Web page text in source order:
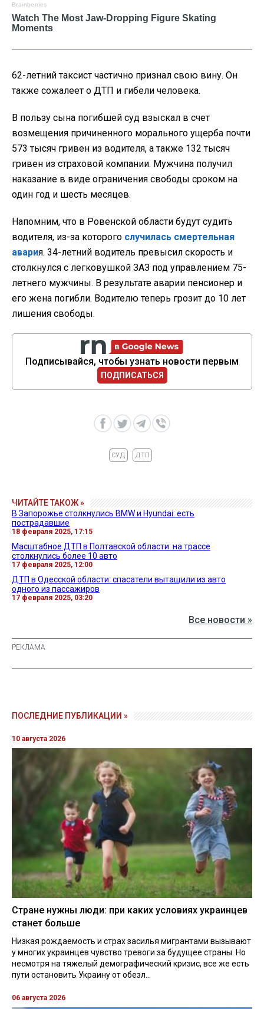
62-летний таксист частично признал свою вину. Он
также сожалеет о ДТП и гибели человека.
В пользу сына погибшей суд взыскал в счет
возмещения причиненного морального ущерба почти
573 тысяч гривен из водителя, а также 132 тысяч
гривен из страховой компании. Мужчина получил
наказание в виде ограничения свободы сроком на
один год и шесть месяцев.
Напомним, что в Ровенской области будут судить
водителя, из-за которого случилась смертельная
авария. 34-летний водитель превысил скорость и
столкнулся с легковушкой ЗАЗ под управлением 75-
летнего мужчины. В результате аварии пенсионер и
его жена погибли. Водителю теперь грозит до 10 лет
лишения свободы.
Подписывайся, чтобы узнать новости первым
ПОДПИСАТЬСЯ
СУД ДТП
ЧИТАЙТЕ ТАКОЖ »
В Запорожье столкнулись BMW и Hyundai: есть
пострадавшие
18 февраля 2025, 17:15
Масштабное ДТП в Полтавской области: на трассе
столкнулись более 10 авто
17 февраля 2025, 12:00
ДТП в Одесской области: спасатели вытащили из авто
одного из пассажиров
17 февраля 2025, 03:20
Все новости »
ПОСЛЕДНИЕ ПУБЛИКАЦИИ »
10 августа 2026
Стране нужны люди: при каких условиях украинцев
станет больше
Низкая рождаемость и страх засилья мигрантами вызывают
у многих украинцев чувство тревоги за будущее страны. Но
несмотря на тяжелый демографический кризис, все же есть
пути остановить Украину от обезл...
06 августа 2026